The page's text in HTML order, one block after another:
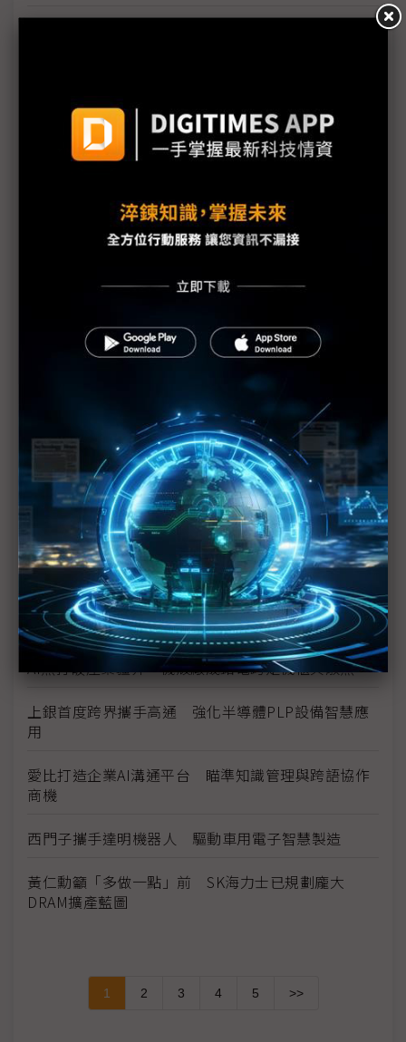
雲端算力外溢地端 IPC卡位邊緣AI與實體AI應用
揭示電子紙下個十年
《不具名消息》SEP71從追星現場到獨家專訪——史
Marvell押注矽光子 AI資料中心互連迎十年重構
數位分身卡位AI工廠 達梭、雲達攜NVIDIA搶攻工業
級部署
（獨家）晶片產能滿手、銅牆終將倒下？ Marvell
營運長談AI光學互連的下一步
（獨家）NVIDIA AI伺服器架構散熱趨彈性 兩片式均
熱片朝「可拆卸」方向設計
AI熱打破產業疆界 機殼廠晟銘電跨足機櫃與散熱
上銀首度跨界攜手高通 強化半導體PLP設備智慧應
用
愛比打造企業AI溝通平台 瞄準知識管理與跨語協作
商機
西門子攜手達明機器人 驅動車用電子智慧製造
黃仁勳籲「多做一點」前 SK海力士已規劃龐大
DRAM擴產藍圖
1 2 3 4 5 >>